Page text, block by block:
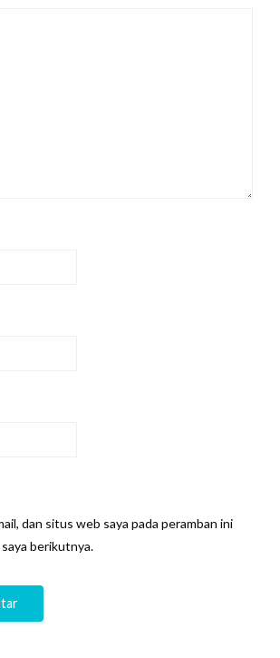
dan situs web saya pada peramban ini
berikutnya.